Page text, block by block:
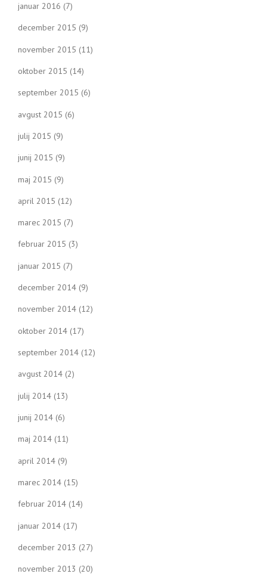
januar 2016 (7)
december 2015 (9)
november 2015 (11)
oktober 2015 (14)
september 2015 (6)
avgust 2015 (6)
julij 2015 (9)
junij 2015 (9)
maj 2015 (9)
april 2015 (12)
marec 2015 (7)
februar 2015 (3)
januar 2015 (7)
december 2014 (9)
november 2014 (12)
oktober 2014 (17)
september 2014 (12)
avgust 2014 (2)
julij 2014 (13)
junij 2014 (6)
maj 2014 (11)
april 2014 (9)
marec 2014 (15)
februar 2014 (14)
januar 2014 (17)
december 2013 (27)
november 2013 (20)